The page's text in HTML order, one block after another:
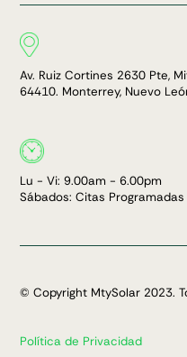
Av. Ruiz Cortines 2630 Pte,
64410. Monterrey, Nuevo
Lu - Vi: 9.00am - 6.00pm
Sábados: Citas Programadas
© Copyright MtySolar 2023.
Política de Privacidad